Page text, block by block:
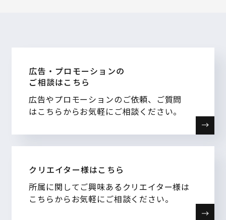
広告・プロモーションの
ご相談はこちら
広告やプロモーションのご依頼、ご質問
はこちらからお気軽にご相談ください。
クリエイター様はこちら
所属に関してご興味あるクリエイター様は
こちらからお気軽にご相談ください。